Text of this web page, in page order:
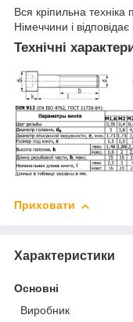
Вся кріпильна техніка
Німеччини і
Технічні
Приховати
Характеристики
Основні
Виробник